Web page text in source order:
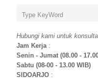
Hubungi kami untuk
Jam Kerja:
Senin - Jumat (08.00 -
Sabtu (08-00 - 13.00 WIB)
SIDOARJO :